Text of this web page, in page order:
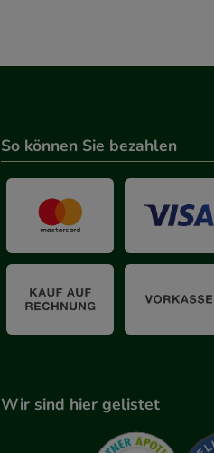
So können Sie bezahlen
Wir sind hier gelistet